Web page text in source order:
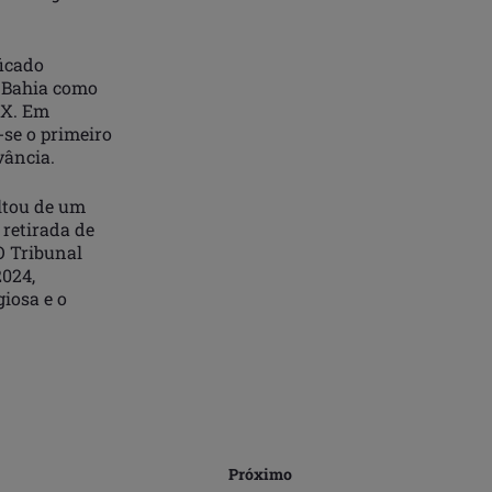
como
Em
o primeiro
de um
retirada de
Tribunal
e o
Próximo